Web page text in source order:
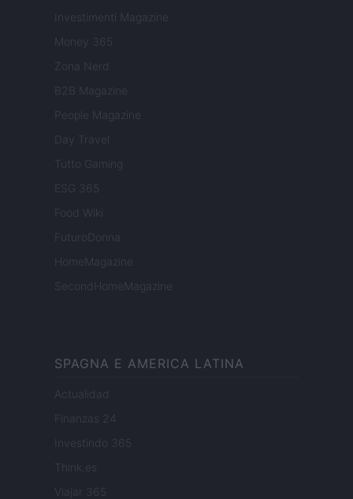
Investimenti Magazine
Money 365
Zona Nerd
B2B Magazine
People Magazine
Day Travel
Tutto Gaming
ESG 365
Food Wiki
FuturoDonna
HomeMagazine
SecondHomeMagazine
SPAGNA E AMERICA LATINA
Actualidad
Finanzas 24
Investindo 365
Think.es
Viajar 365